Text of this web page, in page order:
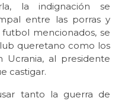
la indignación se
entre las porras y
mencionados, se
queretano como los
Ucrania, al presidente
castigar.
tanto la guerra de